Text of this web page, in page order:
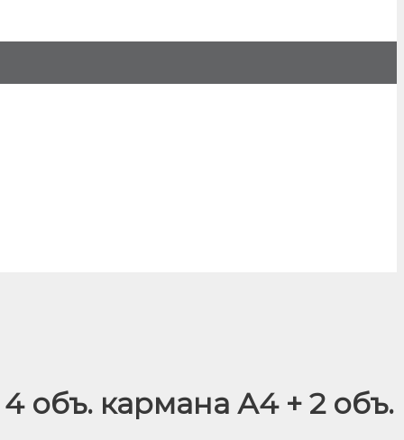
объ. кармана А4 + 2 объ.